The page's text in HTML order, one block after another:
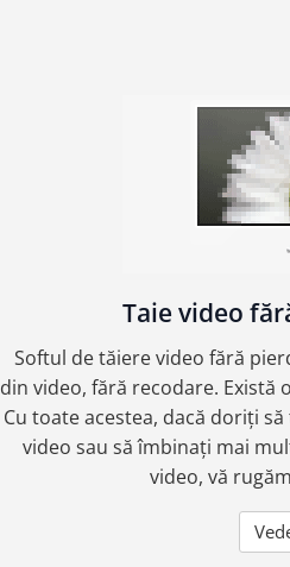
Taie video
Softul de tăiere video fără
din video, fără recodare.
Cu toate acestea, dacă doriți
video sau să îmbinați mai
video, vă